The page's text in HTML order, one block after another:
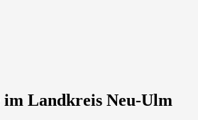
im Landkreis Neu-Ulm